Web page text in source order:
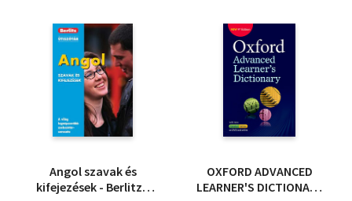
Angol szavak és
kifejezések - Berlitz -
OXFORD ADVANCED
LEARNER'S DICTIONARY